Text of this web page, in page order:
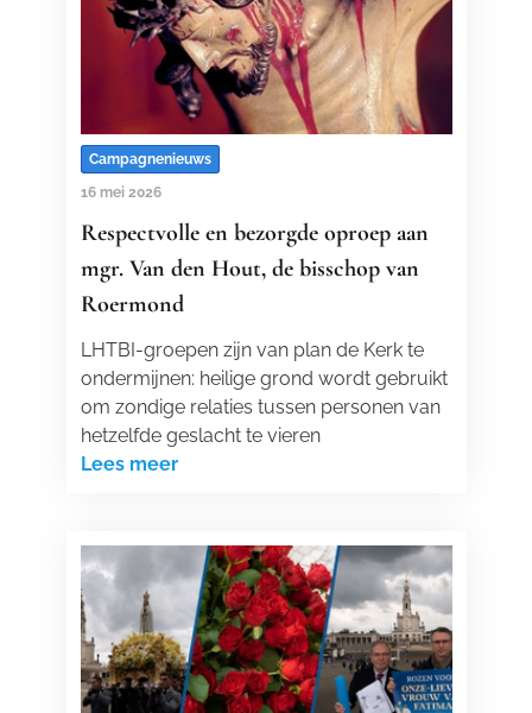
Campagnenieuws
16 mei 2026
Respectvolle en bezorgde oproep aan
mgr. Van den Hout, de bisschop van
Roermond
LHTBI-groepen zijn van plan de Kerk te
ondermijnen: heilige grond wordt gebruikt
om zondige relaties tussen personen van
hetzelfde geslacht te vieren
Lees meer